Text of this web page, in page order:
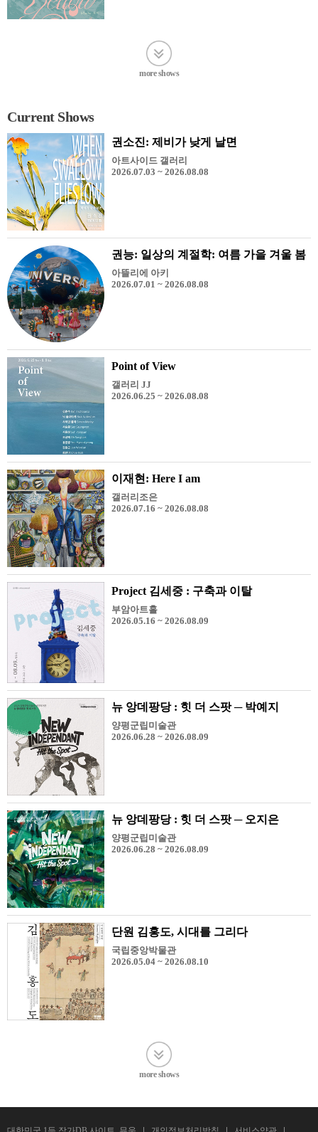
more shows
Current Shows
권소진: 제비가 낮게 날면
아트사이드 갤러리
2026.07.03 ~ 2026.08.08
권능: 일상의 계절학: 여름 가을 겨울 봄
아뜰리에 아키
2026.07.01 ~ 2026.08.08
Point of View
갤러리 JJ
2026.06.25 ~ 2026.08.08
이재현: Here I am
갤러리조은
2026.07.16 ~ 2026.08.08
Project 김세중 : 구축과 이탈
부암아트홀
2026.05.16 ~ 2026.08.09
뉴 앙데팡당 : 힛 더 스팟 ─ 박예지
양평군립미술관
2026.06.28 ~ 2026.08.09
뉴 앙데팡당 : 힛 더 스팟 ─ 오지은
양평군립미술관
2026.06.28 ~ 2026.08.09
단원 김홍도, 시대를 그리다
국립중앙박물관
2026.05.04 ~ 2026.08.10
more shows